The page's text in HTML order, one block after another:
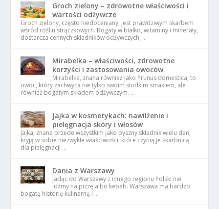
Groch zielony – zdrowotne właściwości i
wartości odżywcze
Groch zielony, często niedoceniany, jest prawdziwym skarbem
wśród roślin strączkowych. Bogaty w białko, witaminy i minerały,
dostarcza cennych składników odżywczych, …
Mirabelka – właściwości, zdrowotne
korzyści i zastosowania owoców
Mirabelka, znana również jako Prunus domestica, to
owoc, który zachwyca nie tylko swoim słodkim smakiem, ale
również bogatym składem odżywczym. …
Jajka w kosmetykach: nawilżenie i
pielęgnacja skóry i włosów
Jajka, znane przede wszystkim jako pyszny składnik wielu dań,
kryją w sobie niezwykłe właściwości, które czynią je skarbnicą
dla pielęgnacji …
Dania z Warszawy
Jadąc do Warszawy z innego regionu Polski nie
idźmy na pizzę albo kebab. Warszawa ma bardzo
bogatą historię kulinarną i …